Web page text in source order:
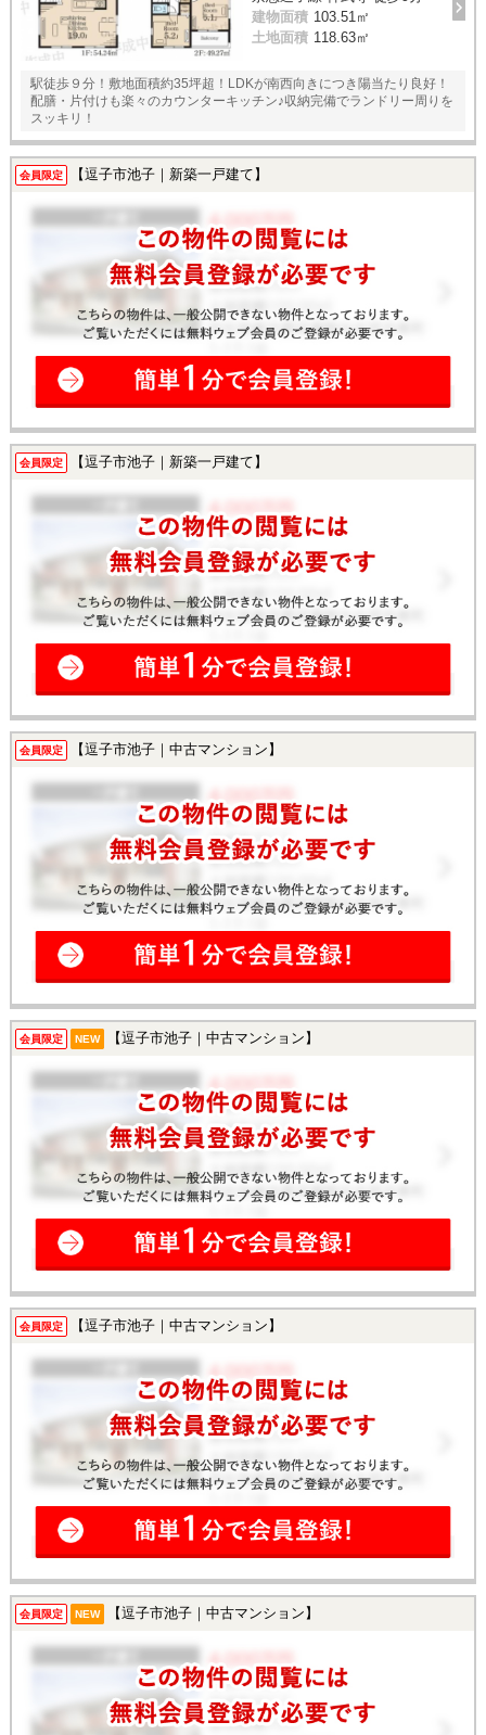
建物面積 103.51㎡
土地面積 118.63㎡
駅徒歩９分！敷地面積約35坪超！LDKが南西向きにつき陽当たり良好！
配膳・片付けも楽々のカウンターキッチン♪収納完備でランドリー周りを
スッキリ！
会員限定 【逗子市池子｜新築一戸建て】
会員限定 【逗子市池子｜新築一戸建て】
会員限定 【逗子市池子｜中古マンション】
会員限定 NEW 【逗子市池子｜中古マンション】
会員限定 【逗子市池子｜中古マンション】
会員限定 NEW 【逗子市池子｜中古マンション】